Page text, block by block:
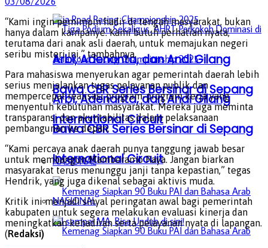
Arbi, Adenanta, dan Andi Gilang
Bawa CBR Series Bersinar di Sepang
International Circuit
NASIONAL
Arbi, Adenanta, dan Andi Gilang
Bawa CBR Series Bersinar di Sepang
International Circuit
NASIONAL
“Kami ingin pemimpin hadir di tengah masyarakat, bukan
hanya dalam kampanye. Kami butuh perhatian nyata,
terutama dari anak asli daerah, untuk memajukan negeri
seribu misteri ini,” tambahnya.
Para mahasiswa menyerukan agar pemerintah daerah lebih
serius menjalankan tugas pelayanan publik dan
mempercepat realisasi program-program kerja yang
menyentuh kebutuhan masyarakat. Mereka juga meminta
transparansi dan akuntabilitas dalam pelaksanaan
pembangunan ke depan.
“Kami percaya anak daerah punya tanggung jawab besar
untuk membangun Mamberamo Raya. Jangan biarkan
masyarakat terus menunggu janji tanpa kepastian,” tegas
Hendrik, yang juga dikenal sebagai aktivis muda.
Kritik ini menjadi sinyal peringatan awal bagi pemerintah
kabupaten untuk segera melakukan evaluasi kinerja dan
meningkatkan kehadiran serta pelayanan nyata di lapangan.
(Redaksi)